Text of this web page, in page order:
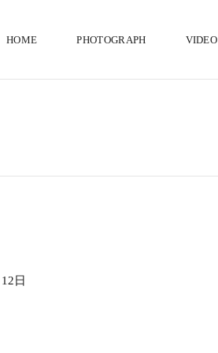
HOME PHOTOGRAPH VIDEO
日